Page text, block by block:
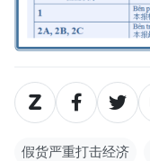
假货严重打击经济